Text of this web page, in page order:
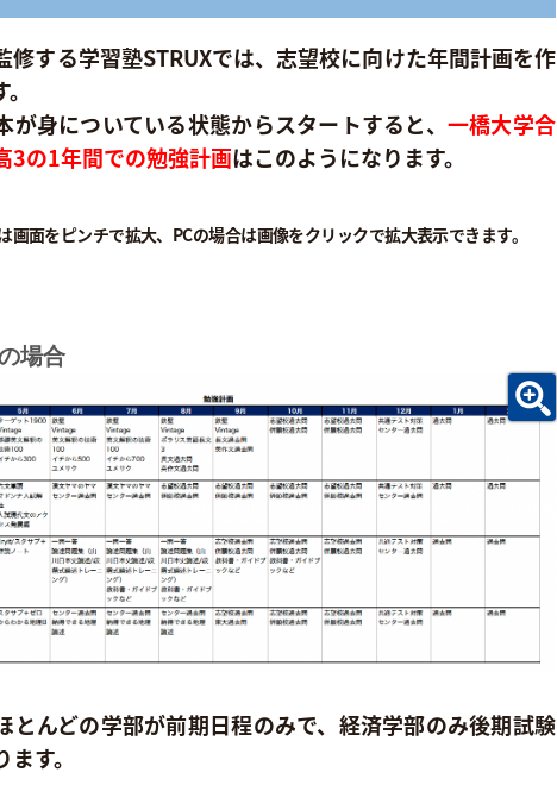
修する学習塾STRUXでは、志望校に向けた年間計画を作
が身についている状態からスタートすると、 一橋大学合
3の1年間での勉強計画はこのようになります。
画面をピンチで拡大、PCの場合は画像をクリックで拡大表示できます。
場合
とんどの学部が前期日程のみで、経済学部のみ後期試験
す。